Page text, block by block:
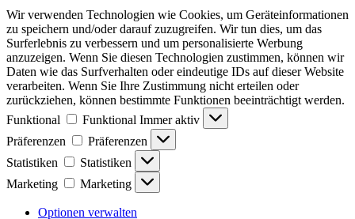
Wir verwenden Technologien wie Cookies, um Geräteinformationen
zu speichern und/oder darauf zuzugreifen. Wir tun dies, um das
Surferlebnis zu verbessern und um personalisierte Werbung
anzuzeigen. Wenn Sie diesen Technologien zustimmen, können wir
Daten wie das Surfverhalten oder eindeutige IDs auf dieser Website
verarbeiten. Wenn Sie Ihre Zustimmung nicht erteilen oder
zurückziehen, können bestimmte Funktionen beeinträchtigt werden.
Funktional
Funktional Immer aktiv
Präferenzen
Präferenzen
Statistiken
Statistiken
Marketing
Marketing
Optionen verwalten